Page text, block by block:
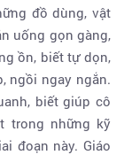
đồ dùng, vật
uống gọn gàng,
ồn, biết tự dọn,
ngồi ngay ngắn.
biết giúp cô
trong những kỹ
đoạn này. Giáo